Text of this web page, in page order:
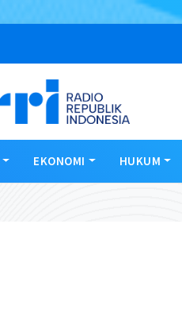
EKONOMI HUKUM